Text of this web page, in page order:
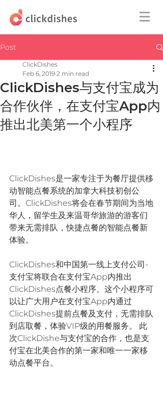
Post
ClickDishes与支付宝成为
合作伙伴，在支付宝App内
推出北美第一个小程序
ClickDishes
Feb 6, 2019 2 min read
ClickDishes是一家专注于为餐厅提供移
动智能点餐系统的加拿大科技初创公
司。ClickDishes将会在春节期间为当地
华人，留学生及来温哥华旅游的游客们
带来无需排队，快捷点餐的智能点餐新
体验。
ClickDishes和中国第一线上支付公司-
支付宝将联合在支付宝App内推出
ClickDishes点餐小程序。这个小程序可
以让广大用户在支付宝App内通过
ClickDishes提前点餐及支付，无需排队
到店取餐，体验VIP级的用餐服务。 此
次ClickDishe与支付宝的合作，也是支
付宝在北美合作的第一家和唯一一家移
动点餐平台。